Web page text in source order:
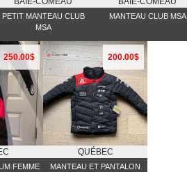
PETIT MANTEAU CLUB
MSA
MANTEAU CLUB MSA
250.00$
FEMME
200.00$
QUÉBEC
MANTEAU ET PANTALON